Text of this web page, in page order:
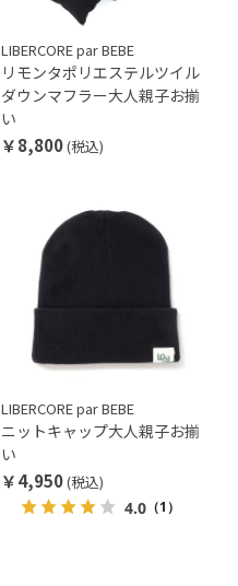
LIBERCORE par BEBE
リモンタポリエステルツイル
ダウンマフラー大人親子お揃
い
￥8,800(税込)
LIBERCORE par BEBE
ニットキャップ大人親子お揃
い
￥4,950(税込)
4.0（1）